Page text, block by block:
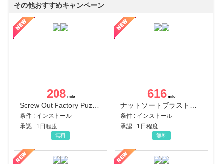
その他おすすめキャンペーン
208
Screw Out Factory Puzzle 3D（経験値バーのマイルストーンを5にする（ユーザーレベル5に到達する））（Android）
条件 : インストール
承認 : 1日程度
無料
616
ナットソートブラスト：カラーパズル（チャレンジ11完了）（Android）
条件 : インストール
承認 : 1日程度
無料